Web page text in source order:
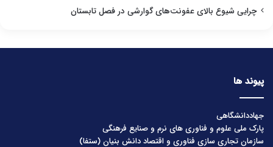
چرایی شیوع بالای عفونت‌های گوارشی در فصل تابستان
پیوند ها
جهاددانشگاهی
پارک ملی علوم و فناوری های نرم و صنایع فرهنگی
سازمان تجاری سازی فناوری و اقتصاد دانش بنیان (ستفا)